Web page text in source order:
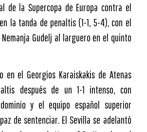
de la Supercopa de Europa contra el
la tanda de penaltis (1-1, 5-4), con el
Gudelj al larguero en el quinto
en el Georgios Karaiskakis de Atenas
después de un 1-1 intenso, con
y el equipo español superior
de sentenciar. El Sevilla se adelantó